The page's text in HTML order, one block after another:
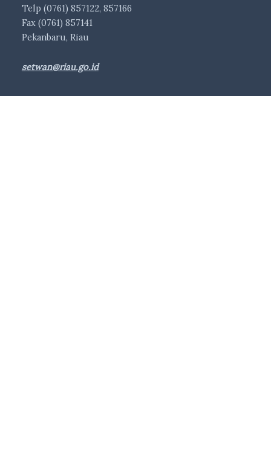
Telp (0761) 857122, 857166
Fax (0761) 857141
Pekanbaru, Riau
setwan@riau.go.id